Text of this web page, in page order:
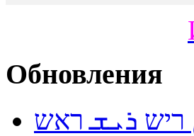
Обновления
ܪܝܫ ראש